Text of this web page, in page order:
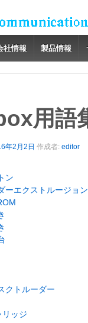
社情報 製品情報
用
年2月2日 作成者: editor
ン
ーエクストルージョン
クトルーダー
リッジ